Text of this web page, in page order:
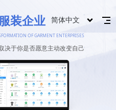
装企业 简体中文
OF GARMENT ENTERPRISES
决于你是否愿意主动改变自己